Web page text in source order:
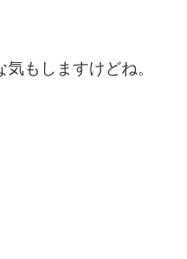
もしますけどね。